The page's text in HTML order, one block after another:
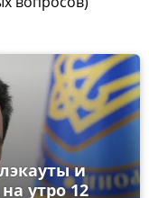
и
утро 12